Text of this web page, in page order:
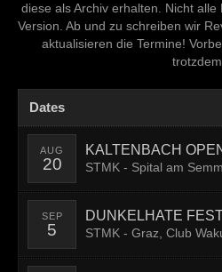
Reviews
Interviews
News
Bands
Links
Team
diese als Archiv erhalten. Nicht
Version. Ab und zu schreiben wir
aktualisieren die Termine!
Dates
AUG
20
KALTENBACH
STMK - Spital am
SEP
5
DUNKELHATE FEST
STMK - Graz, Club